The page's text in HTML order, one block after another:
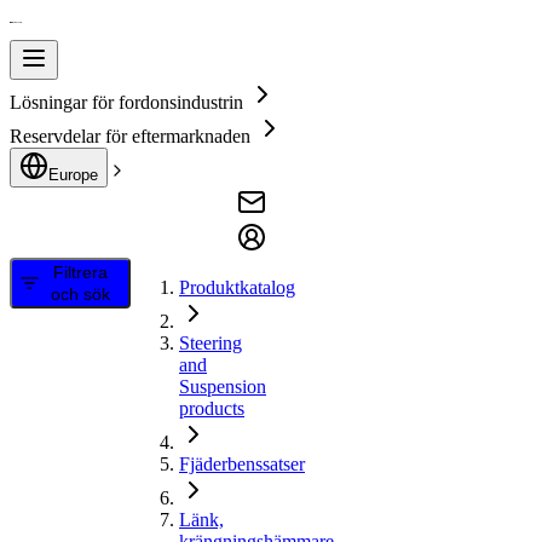
Lösningar för fordonsindustrin
Reservdelar för eftermarknaden
Europe
Filtrera
och sök
Produktkatalog
Steering
and
Suspension
products
Fjäderbenssatser
Länk,